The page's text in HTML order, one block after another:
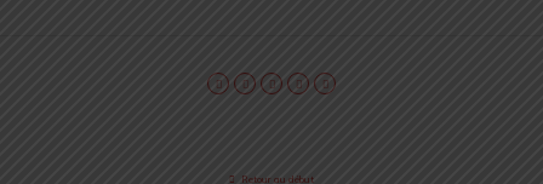
Retour au début